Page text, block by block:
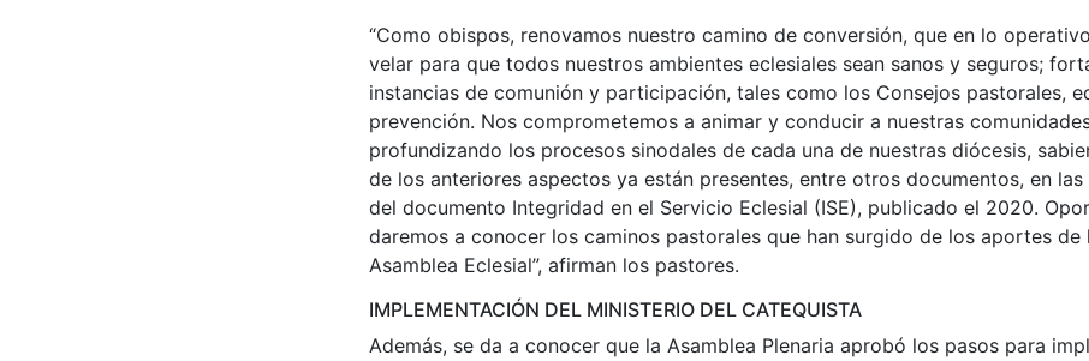
“Como obispos, renovamos nuestro camino de conversión, que en lo
velar para que todos nuestros ambientes eclesiales sean sanos y seguros;
instancias de comunión y participación, tales como los Consejos pastorales,
prevención. Nos comprometemos a animar y conducir a nuestras
profundizando los procesos sinodales de cada una de nuestras diócesis,
de los anteriores aspectos ya están presentes, entre otros documentos, en las
del documento Integridad en el Servicio Eclesial (ISE), publicado el 2020.
daremos a conocer los caminos pastorales que han surgido de los aportes de
Asamblea Eclesial”, afirman los pastores.
IMPLEMENTACIÓN DEL MINISTERIO DEL CATEQUISTA
Además, se da a conocer que la Asamblea Plenaria aprobó los pasos para